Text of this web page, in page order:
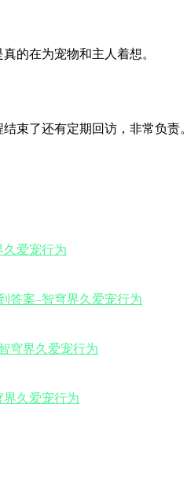
的在为宠物和主人着想。
束了还有定期回访，非常负责。